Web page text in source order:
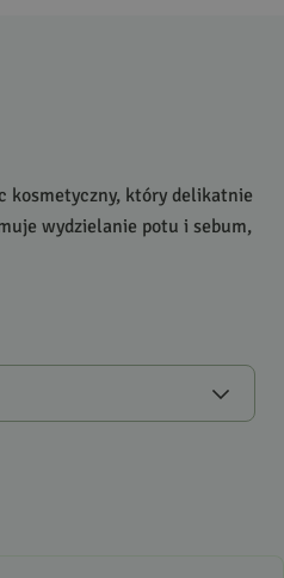
kosmetyczny, który delikatnie
wydzielanie potu i sebum,